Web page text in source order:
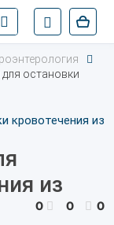
остановки
из
0 0 0